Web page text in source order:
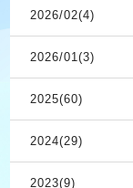
2026/02(4)
2026/01(3)
2025(60)
2024(29)
2023(9)